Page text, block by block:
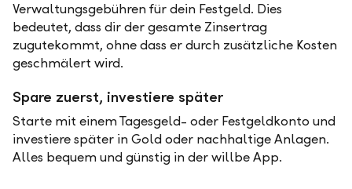
Verwaltungsgebühren für dein Festgeld. Dies
bedeutet, dass dir der gesamte Zinsertrag
zugutekommt, ohne dass er durch zusätzliche Kosten
geschmälert wird.
Spare zuerst, investiere später
Starte mit einem Tagesgeld- oder Festgeldkonto und
investiere später in Gold oder nachhaltige Anlagen.
Alles bequem und günstig in der willbe App.